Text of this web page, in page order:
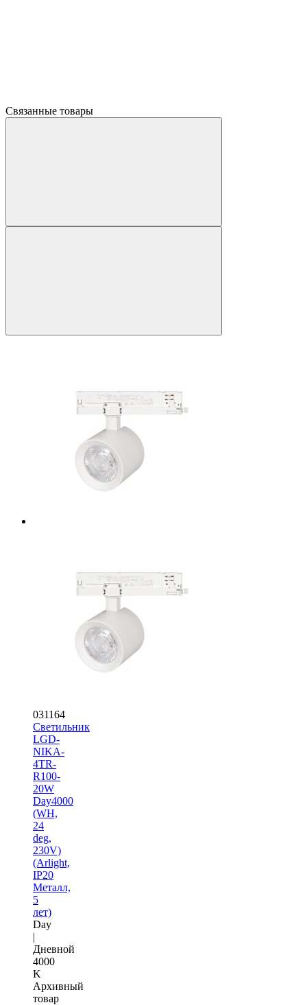
Связанные товары
031164
Светильник
LGD-
NIKA-
4TR-
R100-
20W
Day4000
(WH,
24
deg,
230V)
(Arlight,
IP20
Металл,
5
лет)
Day
|
Дневной
4000
K
Архивный
товар